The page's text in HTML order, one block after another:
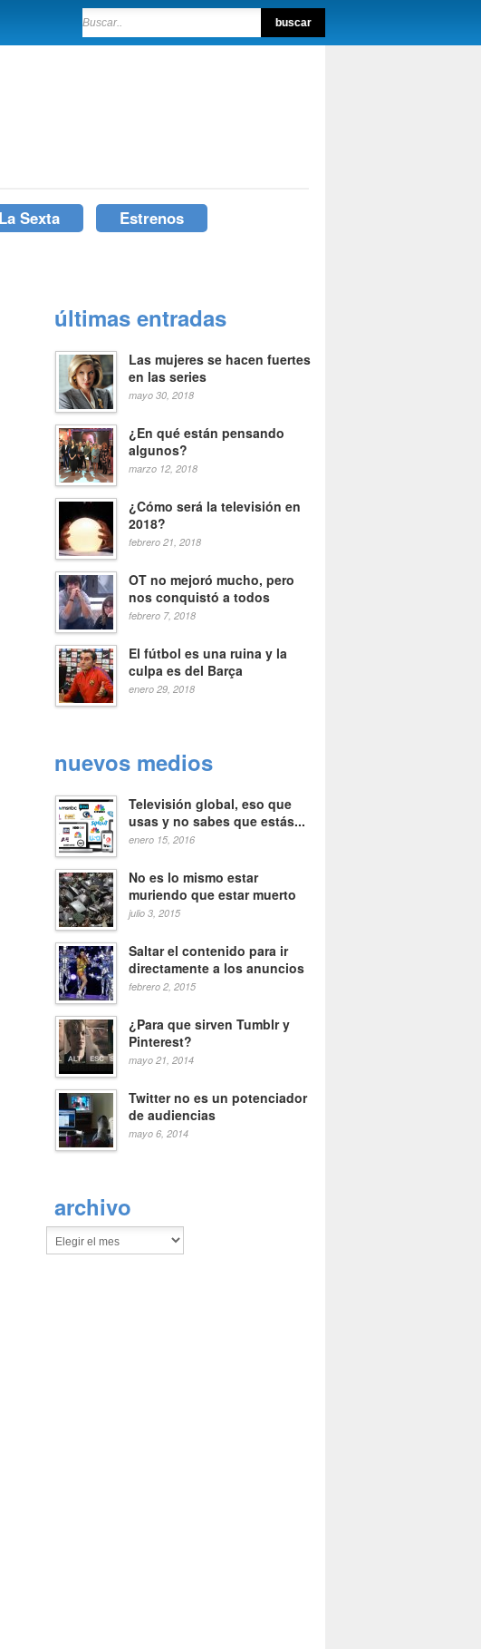
La Sexta Estrenos
últimas entradas
Las mujeres se hacen fuertes
en las series
mayo 30, 2018
¿En qué están pensando
algunos?
marzo 12, 2018
¿Cómo será la televisión en
2018?
febrero 21, 2018
OT no mejoró mucho, pero
nos conquistó a todos
febrero 7, 2018
El fútbol es una ruina y la
culpa es del Barça
enero 29, 2018
nuevos medios
Televisión global, eso que
usas y no sabes que estás...
enero 15, 2016
No es lo mismo estar
muriendo que estar muerto
julio 3, 2015
Saltar el contenido para ir
directamente a los anuncios
febrero 2, 2015
¿Para que sirven Tumblr y
Pinterest?
mayo 21, 2014
Twitter no es un potenciador
de audiencias
mayo 6, 2014
archivo